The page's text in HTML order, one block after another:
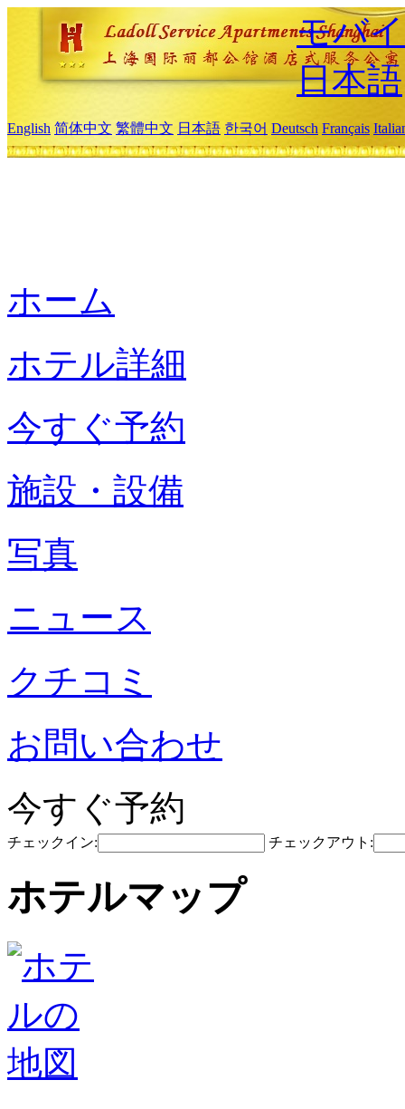
モバ
日本語
English 简体中文 繁體中文 日本語 한국어 Deutsch Français
ホーム
ホテル詳細
今すぐ予約
施設・設備
写真
ニュース
クチコミ
お問い合わせ
今すぐ予約
チェックイン: チェックアウト:
ホテルマップ